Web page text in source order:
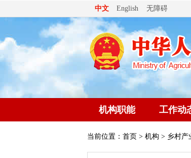
中文 English 无障碍
机构职能 工作动
当前位置： 首页 > 机构 > 乡村产